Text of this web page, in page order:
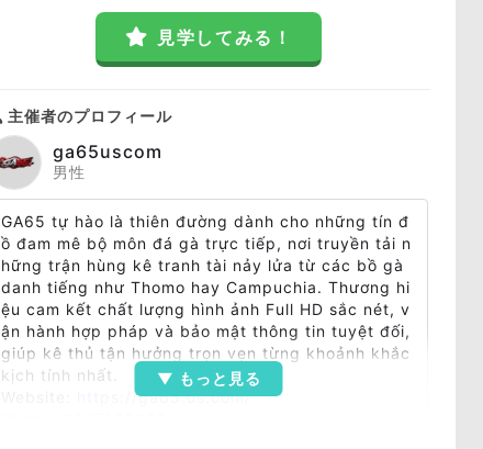
見学してみる！
主催者のプロフィール
ga65uscom
男性
GA65 tự hào là thiên đường dành cho những tín đ
ồ đam mê bộ môn đá gà trực tiếp, nơi truyền tải n
hững trận hùng kê tranh tài nảy lửa từ các bồ gà
danh tiếng như Thomo hay Campuchia. Thương hi
ệu cam kết chất lượng hình ảnh Full HD sắc nét, v
ận hành hợp pháp và bảo mật thông tin tuyệt đối,
giúp kê thủ tận hưởng trọn vẹn từng khoảnh khắc
kịch tính nhất.
https://ga65.us.com/